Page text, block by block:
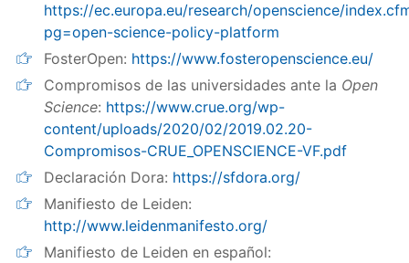
https://ec.europa.eu/research/openscience/
pg=open-science-policy-platform
FosterOpen: https://www.fosteropenscience.eu/
Compromisos de las universidades ante la Open
Science: https://www.crue.org/wp-
content/uploads/2020/02/2019.02.20-
Compromisos-CRUE_OPENSCIENCE-VF.pdf
Declaración Dora: https://sfdora.org/
Manifiesto de Leiden:
http://www.leidenmanifesto.org/
Manifiesto de Leiden en español: